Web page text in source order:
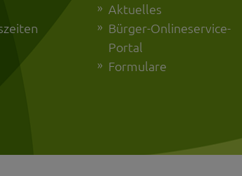
Aktuelles
Bürger-Onlineservice-
Portal
Formulare